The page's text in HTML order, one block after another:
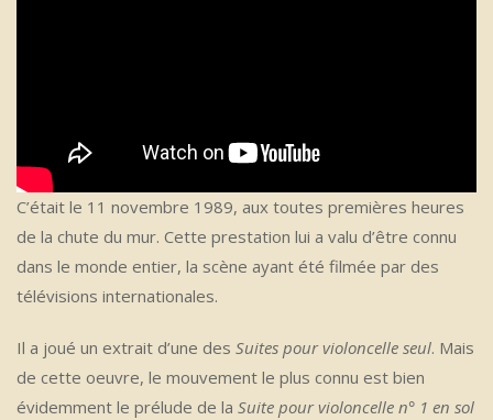
C’était le 11 novembre 1989, aux toutes premières heures
de la chute du mur. Cette prestation lui a valu d’être connu
dans le monde entier, la scène ayant été filmée par des
télévisions internationales.
Il a joué un extrait d’une des Suites pour violoncelle seul. Mais
de cette oeuvre, le mouvement le plus connu est bien
évidemment le prélude de la Suite pour violoncelle n° 1 en sol